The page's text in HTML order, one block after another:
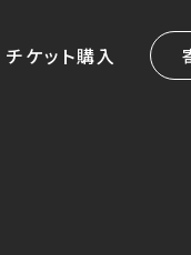
チケット購入